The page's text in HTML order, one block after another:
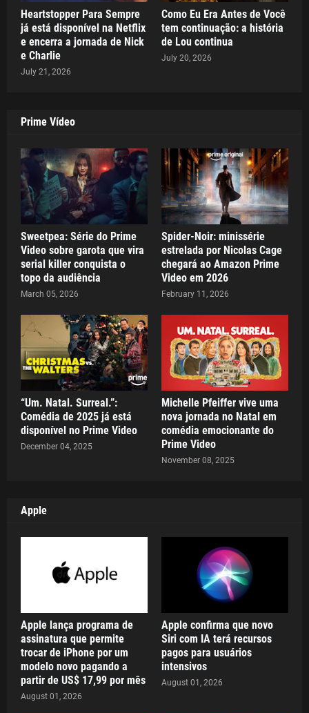
Heartstopper Para Sempre
já está disponível na Netflix
e encerra a jornada de Nick
e Charlie
July 21, 2026
Como Eu Era Antes de Você
tem continuação: a história
de Lou continua
July 20, 2026
Prime Vídeo
Sweetpea: Série do Prime
Video sobre garota que vira
serial killer conquista o
topo da audiência
March 05, 2026
Spider-Noir: minissérie
estrelada por Nicolas Cage
chegará ao Amazon Prime
Video em 2026
February 11, 2026
“Um. Natal. Surreal.”:
Comédia de 2025 já está
disponível no Prime Video
December 04, 2025
Michelle Pfeiffer vive uma
nova jornada no Natal em
comédia emocionante do
Prime Video
November 08, 2025
Apple
Apple lança programa de
assinatura que permite
trocar de iPhone por um
modelo novo pagando a
partir de US$ 17,99 por mês
August 01, 2026
Apple confirma que novo
Siri com IA terá recursos
pagos para usuários
intensivos
August 01, 2026